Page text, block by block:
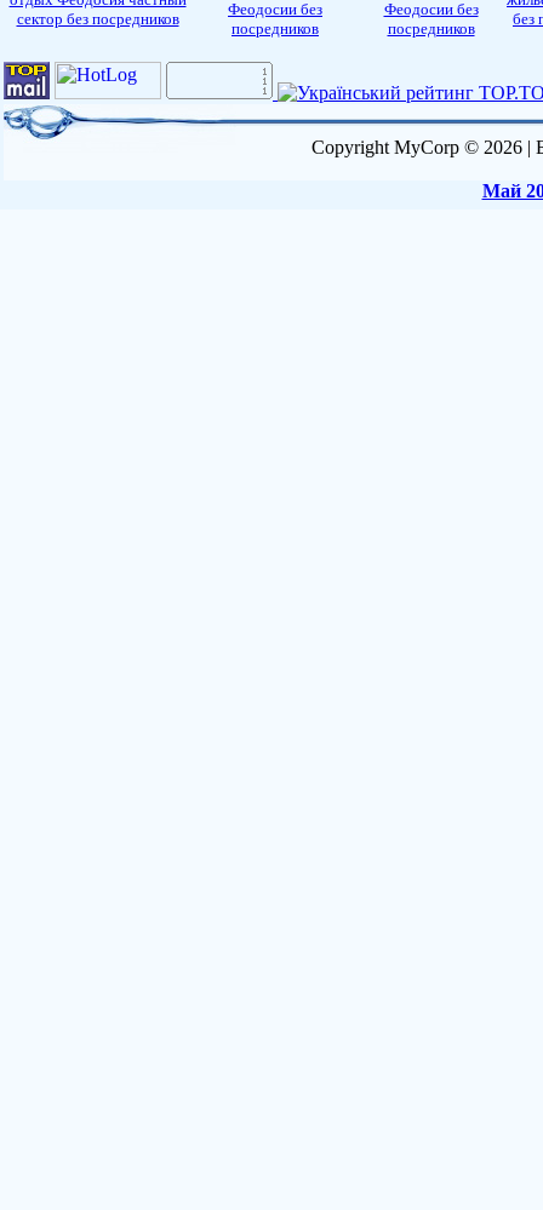
сектор без посредников
Феодосии без
посредников
Феодосии без
посредников
без
Copyright MyCorp © 2026 |
Май